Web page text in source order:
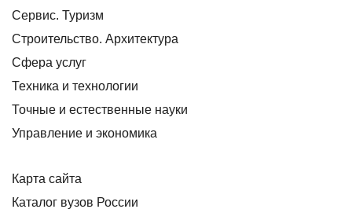
Сервис. Туризм
Строительство. Архитектура
Сфера услуг
Техника и технологии
Точные и естественные науки
Управление и экономика
Карта сайта
Каталог вузов России